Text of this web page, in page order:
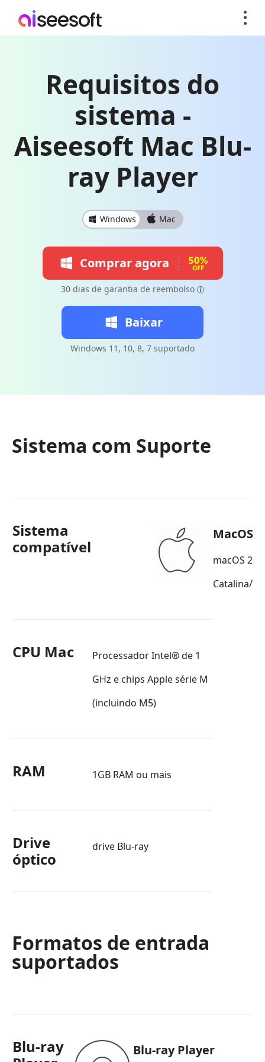
Requisitos do
sistema -
Aiseesoft Mac Blu-
ray Player
Windows Mac
Comprar agora
30 dias de garantia de reembolso
Baixar
Windows 11, 10, 8, 7 suportado
Sistema com Suporte
Sistema
compatível
MacOS
macOS 27
Catalina/
CPU Mac
Processador Intel® de 1
GHz e chips Apple série M
(incluindo M5)
RAM 1GB RAM ou mais
Drive
óptico
drive Blu-ray
Formatos de entrada
suportados
Blu-ray
Blu-ray Player